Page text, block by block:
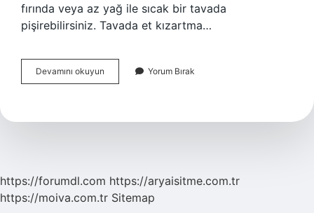
fırında veya az yağ ile sıcak bir tavada
pişirebilirsiniz. Tavada et kızartma…
Devamını okuyun Yumuşak
Et
Yapılır
Yorum Bırak
https://forumdl.com https://aryaisitme.com.tr
https://moiva.com.tr Sitemap